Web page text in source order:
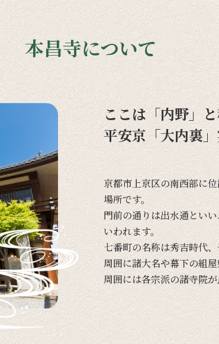
本昌寺について
ここは「内野」
平安京「大内裏
京都市上京区の南西部に位
場所です。
門前の通りは出水通といい
いわれます。
七番町の名称は秀吉時代、
周囲に諸大名や幕下の組
周囲には各宗派の諸寺院が